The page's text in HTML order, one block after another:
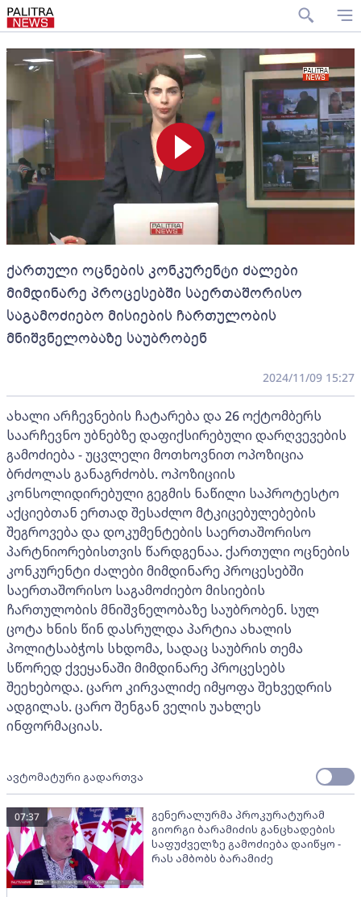
ქართული ოცნების კონკურენტი ძალები
მიმდინარე პროცესებში საერთაშორისო
საგამოძიებო მისიების ჩართულობის
მნიშვნელობაზე საუბრობენ
2024/11/09 15:27
ახალი არჩევნების ჩატარება და 26 ოქტომბერს
საარჩევნო უბნებზე დაფიქსირებული დარღვევების
გამოძიება - უცვლელი მოთხოვნით ოპოზიცია
ბრძოლას განაგრძობს. ოპოზიციის
კონსოლიდირებული გეგმის ნაწილი საპროტესტო
აქციებთან ერთად შესაძლო მტკიცებულებების
შეგროვება და დოკუმენტების საერთაშორისო
პარტნიორებისთვის წარდგენაა. ქართული ოცნების
კონკურენტი ძალები მიმდინარე პროცესებში
საერთაშორისო საგამოძიებო მისიების
ჩართულობის მნიშვნელობაზე საუბრობენ. სულ
ცოტა ხნის წინ დასრულდა პარტია ახალის
პოლიტსაბჭოს სხდომა, სადაც საუბრის თემა
სწორედ ქვეყანაში მიმდინარე პროცესებს
შეეხებოდა. ცარო კირვალიძე იმყოფა შეხვედრის
ადგილას. ცარო შენგან ველის უახლეს
ინფორმაციას.
ავტომატური გადართვა
გენერალურმა პროკურატურამ
გიორგი ბარამიძის განცხადების
საფუძველზე გამოძიება დაიწყო -
რას ამბობს ბარამიძე
07:37